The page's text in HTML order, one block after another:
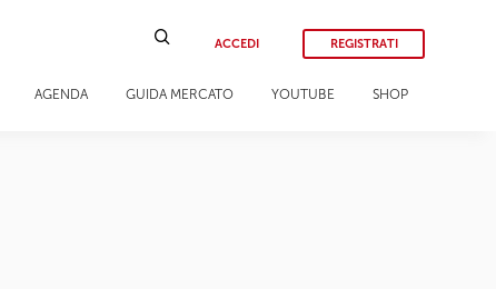
ACCEDI REGISTRATI
AGENDA GUIDA MERCATO YOUTUBE SHOP